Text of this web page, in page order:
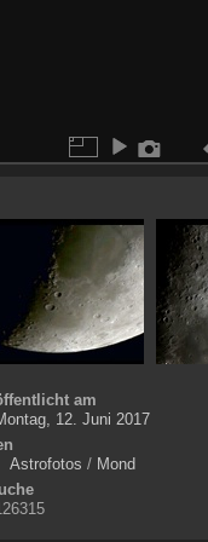
am
12. Juni 2017
Astrofotos / Mond